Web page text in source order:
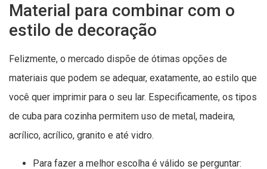
Material para combinar com o
estilo de decoração
Felizmente, o mercado dispõe de ótimas opções de
materiais que podem se adequar, exatamente, ao estilo que
você quer imprimir para o seu lar. Especificamente, os tipos
de cuba para cozinha permitem uso de metal, madeira,
acrílico, acrílico, granito e até vidro.
Para fazer a melhor escolha é válido se perguntar: